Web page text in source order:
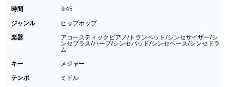
時間
3:45
ジャンル
ヒップホップ
楽器
アコースティックピアノ/トランペット/シンセサイザー/シ
ンセブラス/ハープ/シンセパッド/シンセベース/シンセドラ
ム
キー
メジャー
テンポ
ミドル